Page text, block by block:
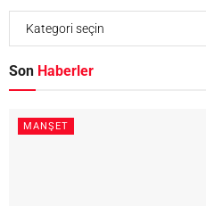
Son Haberler
MANŞET